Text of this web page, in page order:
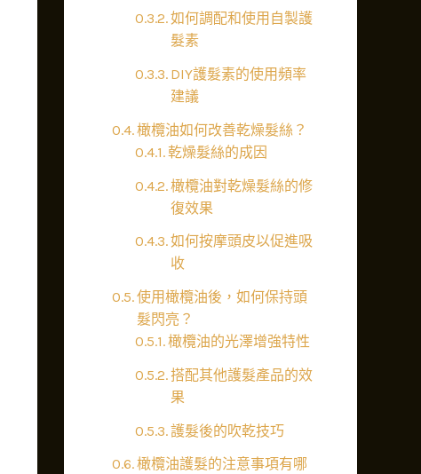
如何調配和使用自製護
髮素
DIY護髮素的使用頻率
建議
橄欖油如何改善乾燥髮絲？
乾燥髮絲的成因
橄欖油對乾燥髮絲的修
復效果
如何按摩頭皮以促進吸
收
使用橄欖油後，如何保持頭
髮閃亮？
橄欖油的光澤增強特性
搭配其他護髮產品的效
果
護髮後的吹乾技巧
橄欖油護髮的注意事項有哪